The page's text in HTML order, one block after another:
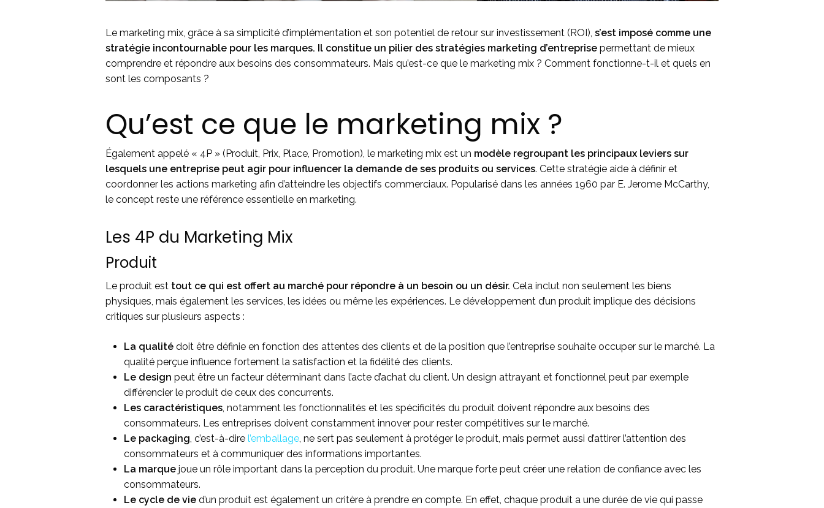
Le marketing mix, grâce à sa simplicité d’implémentation et son potentiel de retour sur investissement (ROI), s’est imposé comme une
stratégie incontournable pour les marques. Il constitue un pilier des stratégies marketing d’entreprise permettant de mieux
comprendre et répondre aux besoins des consommateurs. Mais qu’est-ce que le marketing mix ? Comment fonctionne-t-il et quels en
sont les composants ?
Qu’est ce que le marketing mix ?
Également appelé « 4P » (Produit, Prix, Place, Promotion), le marketing mix est un modèle regroupant les principaux leviers sur
lesquels une entreprise peut agir pour influencer la demande de ses produits ou services. Cette stratégie aide à définir et
coordonner les actions marketing afin d’atteindre les objectifs commerciaux. Popularisé dans les années 1960 par E. Jerome McCarthy,
le concept reste une référence essentielle en marketing.
Les 4P du Marketing Mix
Produit
Le produit est tout ce qui est offert au marché pour répondre à un besoin ou un désir. Cela inclut non seulement les biens
physiques, mais également les services, les idées ou même les expériences. Le développement d’un produit implique des décisions
critiques sur plusieurs aspects :
La qualité doit être définie en fonction des attentes des clients et de la position que l’entreprise souhaite occuper sur le marché. La
qualité perçue influence fortement la satisfaction et la fidélité des clients.
Le design peut être un facteur déterminant dans l’acte d’achat du client. Un design attrayant et fonctionnel peut par exemple
différencier le produit de ceux des concurrents.
Les caractéristiques , notamment les fonctionnalités et les spécificités du produit doivent répondre aux besoins des
consommateurs. Les entreprises doivent constamment innover pour rester compétitives sur le marché.
Le packaging , c’est-à-dire l’emballage , ne sert pas seulement à protéger le produit, mais permet aussi d’attirer l’attention des
consommateurs et à communiquer des informations importantes.
La marque joue un rôle important dans la perception du produit. Une marque forte peut créer une relation de confiance avec les
consommateurs.
Le cycle de vie d’un produit est également un critère à prendre en compte. En effet, chaque produit a une durée de vie qui passe